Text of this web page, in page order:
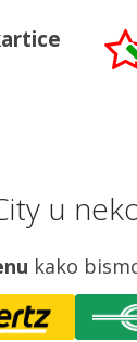
u
kako